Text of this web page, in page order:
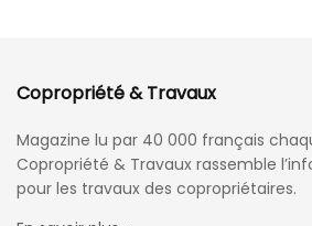
Copropriété & Travaux
Magazine lu par 40 000 français
Copropriété & Travaux rassemble
pour les travaux des copropriétaires.